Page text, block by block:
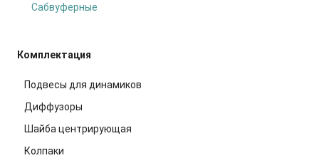
Сабвуферные
Комплектация
Подвесы для динамиков
Диффузоры
Шайба центрирующая
Колпаки